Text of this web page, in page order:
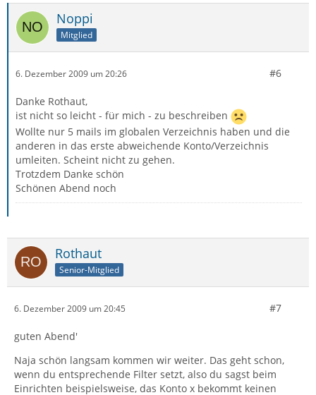
Noppi
Mitglied
6. Dezember 2009 um 20:26 #6
Danke Rothaut,
ist nicht so leicht - für mich - zu beschreiben
Wollte nur 5 mails im globalen Verzeichnis haben und die
anderen in das erste abweichende Konto/Verzeichnis
umleiten. Scheint nicht zu gehen.
Trotzdem Danke schön
Schönen Abend noch
Rothaut
Senior-Mitglied
6. Dezember 2009 um 20:45 #7
guten Abend'
Naja schön langsam kommen wir weiter. Das geht schon,
wenn du entsprechende Filter setzt, also du sagst beim
Einrichten beispielsweise, das Konto x bekommt keinen